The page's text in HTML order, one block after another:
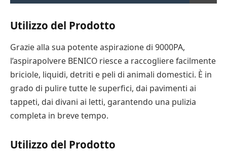
Utilizzo del Prodotto
Grazie alla sua potente aspirazione di 9000PA,
l’aspirapolvere BENICO riesce a raccogliere facilmente
briciole, liquidi, detriti e peli di animali domestici. È in
grado di pulire tutte le superfici, dai pavimenti ai
tappeti, dai divani ai letti, garantendo una pulizia
completa in breve tempo.
Utilizzo del Prodotto